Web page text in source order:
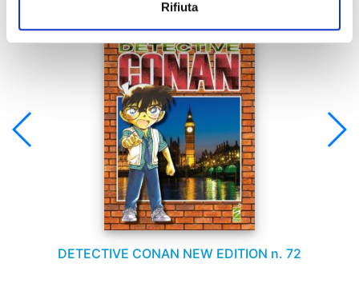
Rifiuta
DETECTIVE CONAN NEW EDITION n. 72